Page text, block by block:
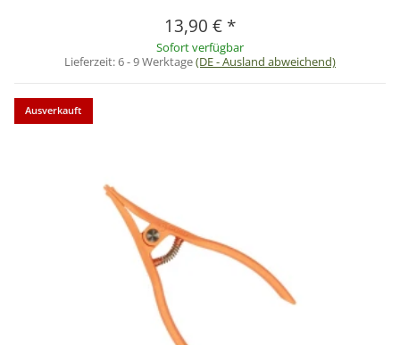
13,90 € *
Sofort verfügbar
Lieferzeit:6 - 9 Werktage(DE - Ausland abweichend)
Ausverkauft